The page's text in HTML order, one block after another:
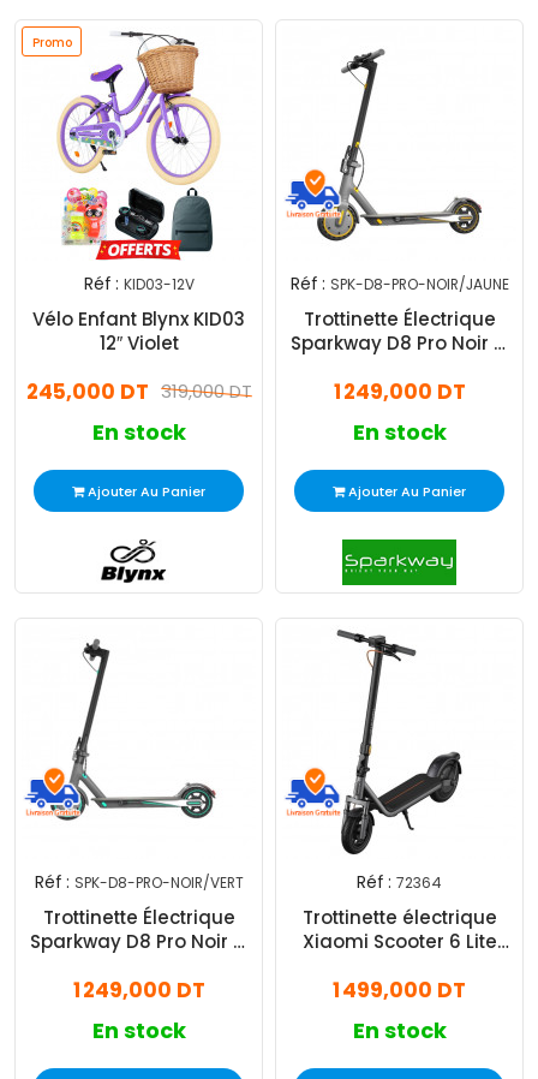
Promo
Réf : KID03-12V
Vélo Enfant Blynx KID03
12″ Violet
319,000 DT
245,000 DT
En stock
Ajouter Au Panier
Réf : SPK-D8-PRO-NOIR/JAUNE
Trottinette Électrique
Sparkway D8 Pro Noir &
1 249,000 DT
En stock
Ajouter Au Panier
Réf : SPK-D8-PRO-NOIR/VERT
Trottinette Électrique
Sparkway D8 Pro Noir &
1 249,000 DT
En stock
Réf : 72364
Trottinette électrique
Xiaomi Scooter 6 Lite
1 499,000 DT
En stock